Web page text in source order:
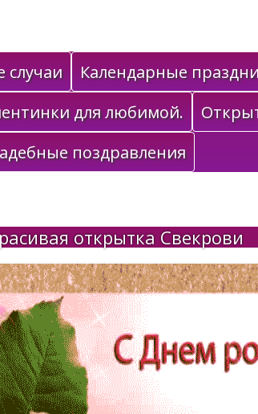
случаи
Календарные
для любимой.
поздравления
открытка Свекрови